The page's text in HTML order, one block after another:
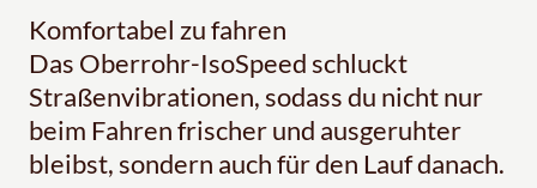
Komfortabel zu fahren
Das Oberrohr-IsoSpeed schluckt
Straßenvibrationen, sodass du nicht nur
beim Fahren frischer und ausgeruhter
bleibst, sondern auch für den Lauf danach.